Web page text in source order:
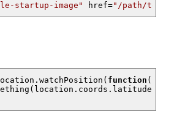
startup-image" href="/path/to/
function